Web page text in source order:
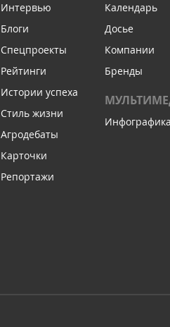
Интервью
Блоги
Спецпроекты
Рейтинги
Истории успеха
Стиль жизни
Агродебаты
Карточки
Репортажи
Календарь
Досье
Компании
Бренды
Инфографика